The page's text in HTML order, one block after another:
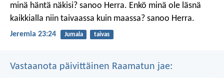
minä häntä näkisi? sanoo Herra. Enkö minä ole läsnä
kaikkialla niin taivaassa kuin maassa? sanoo Herra.
Jeremia 23:24 Jumala taivas
Vastaanota päivittäinen Raamatun jae: